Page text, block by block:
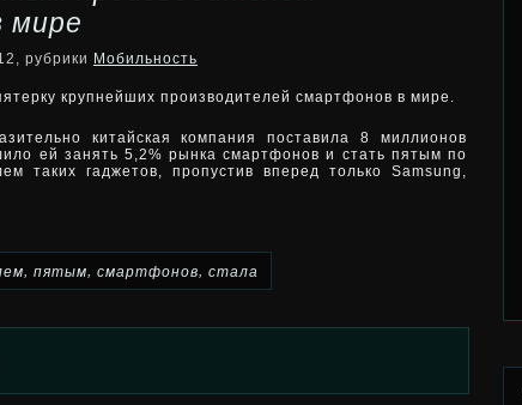
мире
рубрики Мобильность
крупнейших производителей смартфонов в мире.
китайская компания поставила 8 миллионов
ей занять 5,2% рынка смартфонов и стать пятым по
таких гаджетов, пропустив вперед только Samsung,
, пятым, смартфонов, стала